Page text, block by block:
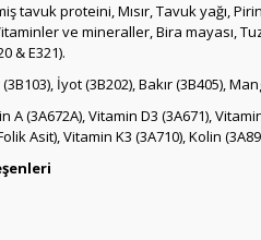
tavuk proteini, Mısır, Tavuk yağı,
ve mineraller, Bira mayası,
& E321).
İyot (3B202), Bakır (3B405),
A (3A672A), Vitamin D3 (3A671),
Asit), Vitamin K3 (3A710), Kolin